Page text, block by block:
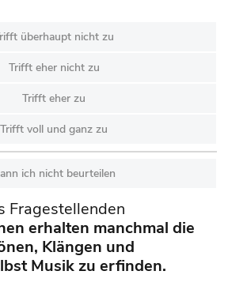
überhaupt nicht zu
Trifft eher nicht zu
Trifft eher zu
Trifft voll und ganz zu
ich nicht beurteilen
Fragestellenden
erhalten manchmal die
Klängen und
Musik zu erfinden.